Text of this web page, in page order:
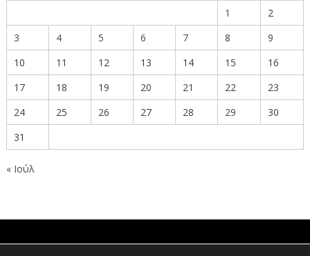
1
2
3
4 5 6 7 8
9
10
11 12 13 14 15
16
17
18 19 20 21 22
23
24
25 26 27 28 29
30
31
« Ιούλ